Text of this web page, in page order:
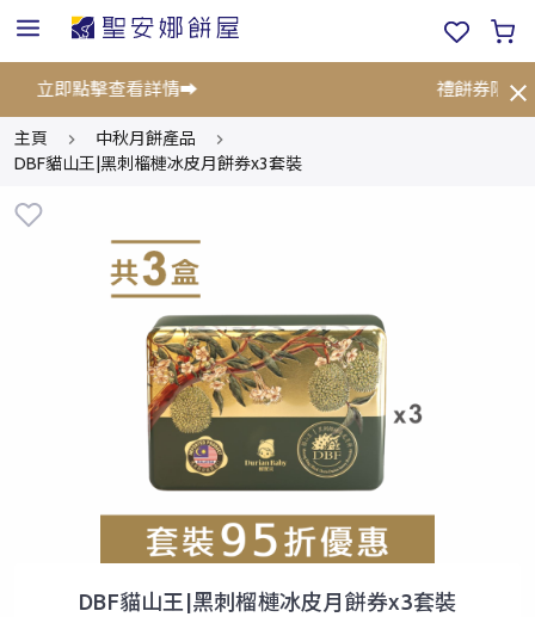
!⚡立即點擊查看詳情➡️ 禮餅券限時
主頁
中秋月餅產品
DBF貓山王|黑刺榴槤冰皮月餅券x3套裝
DBF貓山王|黑刺榴槤冰皮月餅券x3套裝